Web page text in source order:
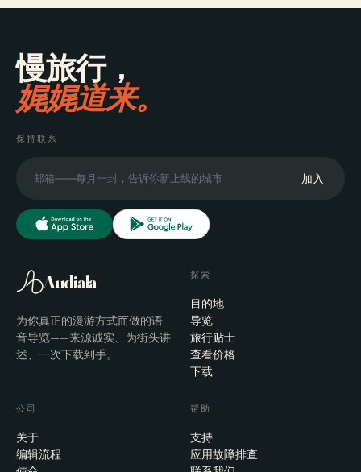
慢旅行，
娓娓道来。
保持联系
加入
Audiala
为你真正的漫游方式而做的语
音导览——来源诚实、为街头讲
述、一次下载到手。
探索
目的地
导览
旅行贴士
查看价格
下载
公司
关于
编辑流程
帮助
支持
应用故障排查